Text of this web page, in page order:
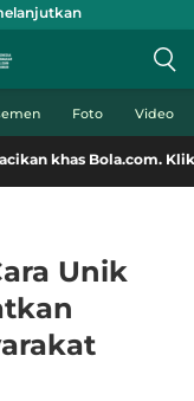
Foto Video
Klik di sini!
Unik